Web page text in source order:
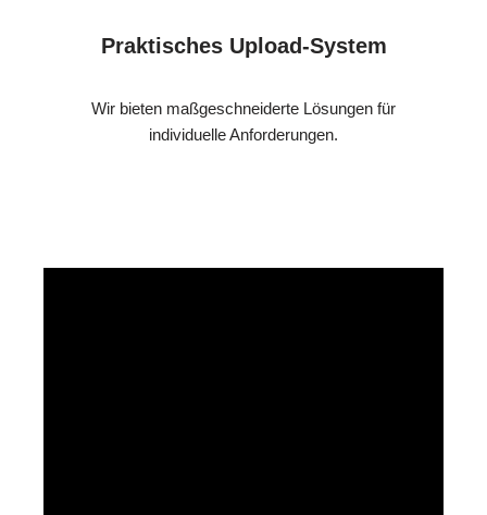
Praktisches Upload-System
Wir bieten maßgeschneiderte Lösungen für
individuelle Anforderungen.